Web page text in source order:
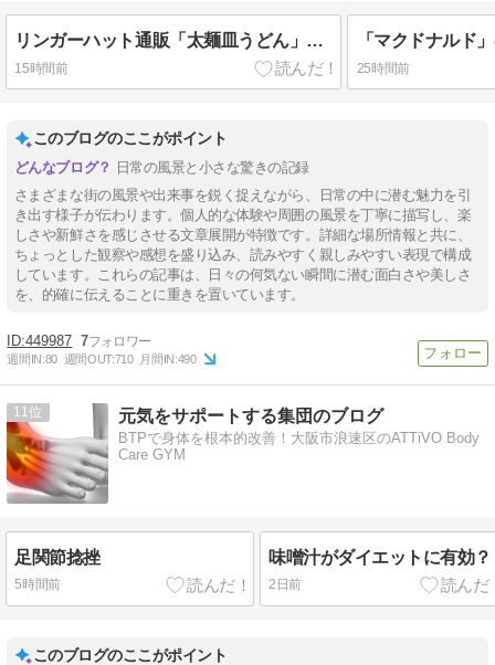
リンガーハット通販「太麺皿うどん」と「長崎皿うどん」美味しいです。
15時間前 25時間前
このブログのここがポイント
日常の風景と小さな驚きの記録
さまざまな街の風景や出来事を鋭く捉えながら、日常の中に潜む魅力を引
き出す様子が伝わります。個人的な体験や周囲の風景を丁寧に描写し、楽
しさや新鮮さを感じさせる文章展開が特徴です。詳細な場所情報と共に、
ちょっとした観察や感想を盛り込み、読みやすく親しみやすい表現で構成
しています。これらの記事は、日々の何気ない瞬間に潜む面白さや美しさ
を、的確に伝えることに重きを置いています。
449987 7
週間IN:80 週間OUT:710 月間IN:490
11 元気をサポートする集団のブログ
BTPで身体を根本的改善！大阪市浪速区のATTiVO Body
Care GYM
足関節捻挫
5時間前
味噌汁がダイエットに有効？
2日前
このブログのここがポイント